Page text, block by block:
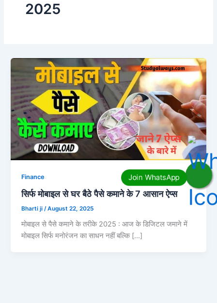
2025
Finance
सिर्फ मोबाइल से घर बैठे पैसे कमाने के 7 आसान ऐप्स
Bharti ji /August 22, 2025
मोबाइल से पैसे कमाने के तरीके 2025 : आज के डिजिटल जमाने में
मोबाइल सिर्फ मनोरंजन का साधन नहीं बल्कि […]